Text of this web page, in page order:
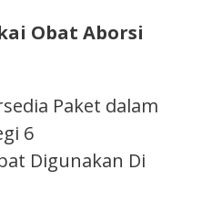
Obat Aborsi
Paket dalam
6
Digunakan Di